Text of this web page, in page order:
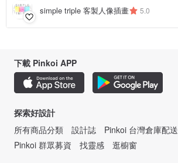
simple triple 客製人像插畫 5.0
下載 Pinkoi APP
探索好設計
所有商品分類
設計誌 Pinkoi 台灣倉庫配送
Pinkoi 群眾募資
找靈感 逛櫥窗